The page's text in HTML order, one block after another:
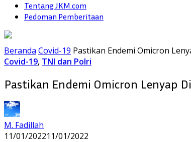
Tentang JKM.com
Pedoman Pemberitaan
Beranda Covid-19 Pastikan Endemi Omicron
Covid-19, TNI dan Polri
Pastikan Endemi Omicron Lenyap
M. Fadillah
11/01/202211/01/2022